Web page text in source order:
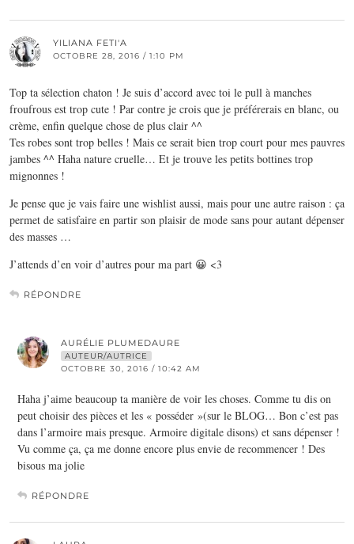
YILIANA FETI'A
OCTOBRE 28, 2016 / 1:10 PM
Top ta sélection chaton ! Je suis d’accord avec toi le pull à manches
froufrous est trop cute ! Par contre je crois que je préférerais en blanc, ou
crème, enfin quelque chose de plus clair ^^
Tes robes sont trop belles ! Mais ce serait bien trop court pour mes pauvres
jambes ^^ Haha nature cruelle… Et je trouve les petits bottines trop
mignonnes !
Je pense que je vais faire une wishlist aussi, mais pour une autre raison : ça
permet de satisfaire en partir son plaisir de mode sans pour autant dépenser
des masses …
J’attends d’en voir d’autres pour ma part 😀 <3
RÉPONDRE
AURÉLIE PLUMEDAURE
AUTEUR/AUTRICE
OCTOBRE 30, 2016 / 10:42 AM
Haha j’aime beaucoup ta manière de voir les choses. Comme tu dis on
peut choisir des pièces et les « posséder »(sur le BLOG… Bon c’est pas
dans l’armoire mais presque. Armoire digitale disons) et sans dépenser !
Vu comme ça, ça me donne encore plus envie de recommencer ! Des
bisous ma jolie
RÉPONDRE